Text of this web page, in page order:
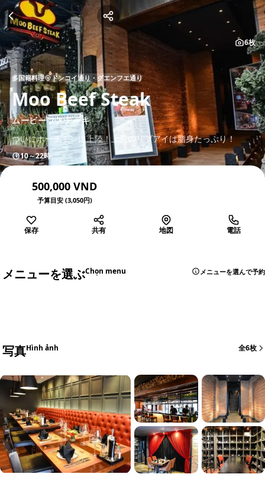
6枚
多国籍料理 ドンコイ通り・グエンフエ通り
Moo Beef Steak
ムービーフステーキ
ついにホーチミンに上陸！上質のリブアイは脂身たっぷり！
10～22時
500,000 VND
予算目安 (3,050円)
保存 共有 地図 電話
メニューを選ぶChọn menu メニューを選んで予約
写真Hình ảnh 全6枚